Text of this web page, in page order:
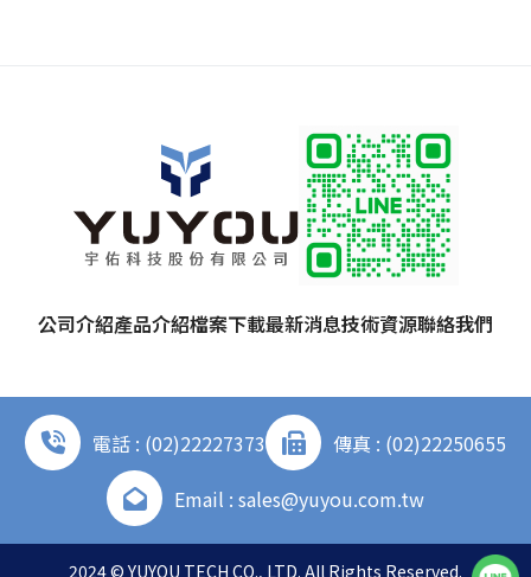
公司介紹產品介紹檔案下載最新消息技術資源聯絡我們
電話 : (02)22227373
傳真 : (02)22250655
Email : sales@yuyou.com.tw
2024 © YUYOU TECH CO., LTD. All Rights Reserved.